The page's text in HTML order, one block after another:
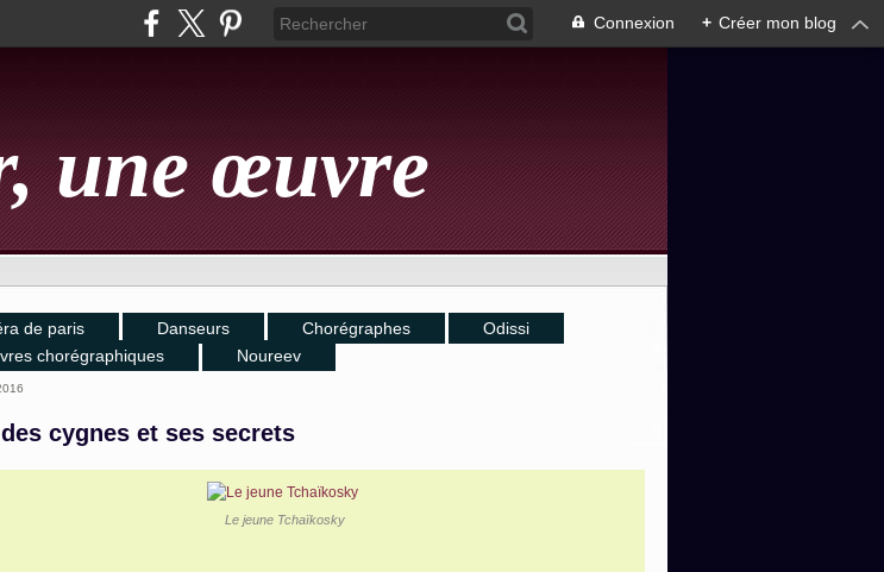
Connexion + Créer mon blog
une œuvre
de paris Danseurs Chorégraphes
Odissi
chorégraphiques
Noureev
cygnes et ses secrets
Le jeune Tchaïkosky